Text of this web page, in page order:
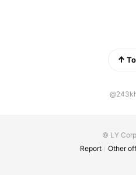
© LY
Report
Other